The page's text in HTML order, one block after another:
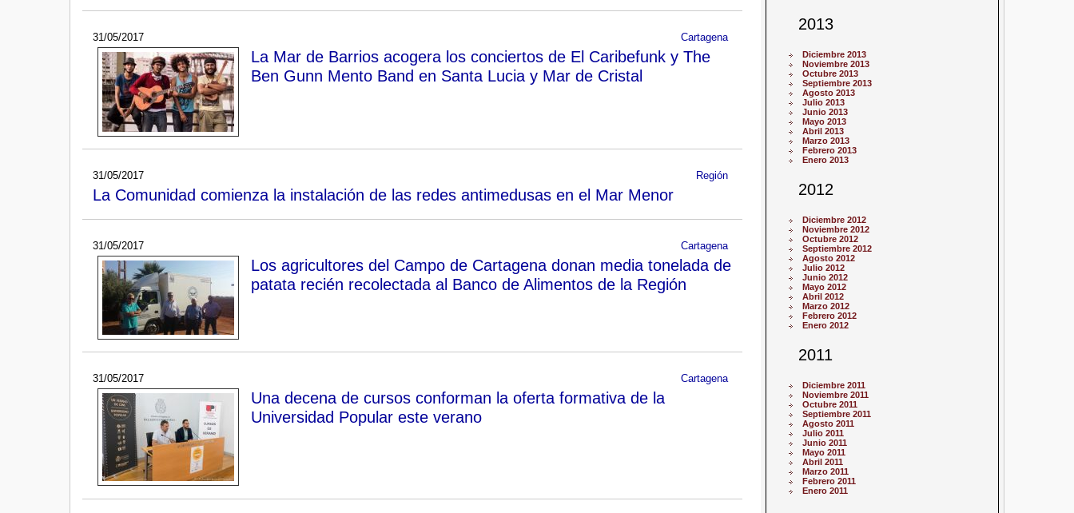
31/05/2017 Cartagena
La Mar de Barrios acogera los conciertos de El Caribefunk y The
Ben Gunn Mento Band en Santa Lucia y Mar de Cristal
31/05/2017 Región
La Comunidad comienza la instalación de las redes antimedusas en el Mar Menor
31/05/2017 Cartagena
Los agricultores del Campo de Cartagena donan media tonelada de
patata recién recolectada al Banco de Alimentos de la Región
31/05/2017 Cartagena
Una decena de cursos conforman la oferta formativa de la
Universidad Popular este verano
2013
Diciembre 2013
Noviembre 2013
Octubre 2013
Septiembre 2013
Agosto 2013
Julio 2013
Junio 2013
Mayo 2013
Abril 2013
Marzo 2013
Febrero 2013
Enero 2013
2012
Diciembre 2012
Noviembre 2012
Octubre 2012
Septiembre 2012
Agosto 2012
Julio 2012
Junio 2012
Mayo 2012
Abril 2012
Marzo 2012
Febrero 2012
Enero 2012
2011
Diciembre 2011
Noviembre 2011
Octubre 2011
Septiembre 2011
Agosto 2011
Julio 2011
Junio 2011
Mayo 2011
Abril 2011
Marzo 2011
Febrero 2011
Enero 2011